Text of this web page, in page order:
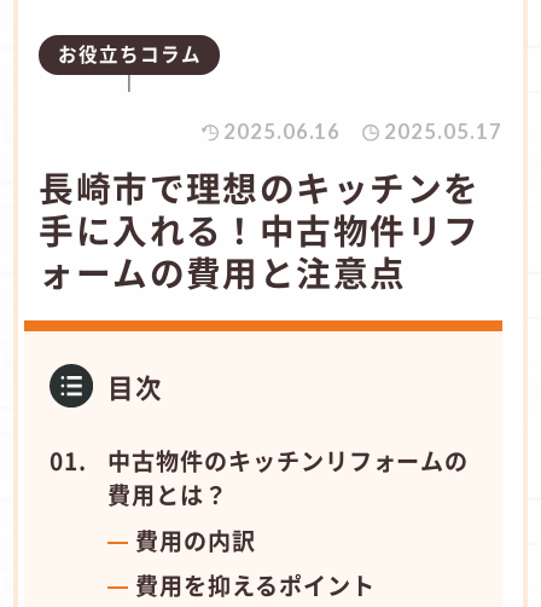
お役立ちコラム
2025.06.16 2025.05.17
長崎市で理想のキッチンを
手に入れる！中古物件リフ
ォームの費用と注意点
目次
中古物件のキッチンリフォームの
費用とは？
費用の内訳
費用を抑えるポイント